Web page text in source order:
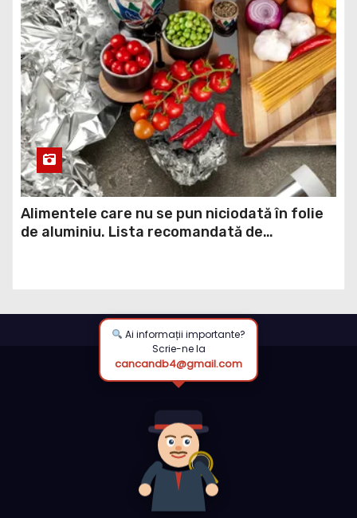
Alimentele care nu se pun niciodată în folie
de aluminiu. Lista recomandată de
Ai informații importante?
Scrie-ne la
cancandb4@gmail.com